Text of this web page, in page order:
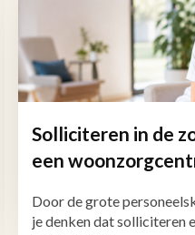
Solliciteren in de
een
Door de grote
je denken dat solliciteren